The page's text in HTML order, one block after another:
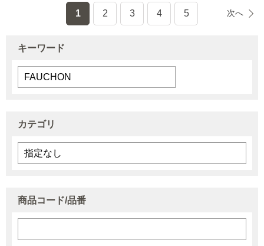
1 2 3 4 5 次へ
キーワード
カテゴリ
商品コード/品番